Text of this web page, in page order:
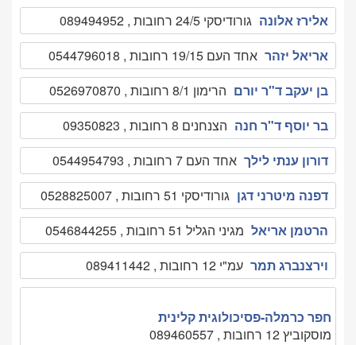
אלירז אלונה גורודיסקי 24/5 רחובות , 089494952
אריאל יזהר אחד העם 19/15 רחובות , 0544796018
בן יעקב ד"ר יורם הרימון 8/1 רחובות , 0526970870
בר יוסף ד"ר חנה הצנחנים 8 רחובות , 09350823
דורון ענתי לילך אחד העם 7 רחובות , 0544954793
דפנה מיטרני דגן גורודיסקי 51 רחובות , 0528825007
הרטמן אריאל מגיני הגליל 51 רחובות , 0546844255
וירצנברג תמר עמ"י 12 רחובות , 089411442
חפר כרמלה-פסיכולוגית קלינית
מוסקוביץ 12 רחובות , 089460557